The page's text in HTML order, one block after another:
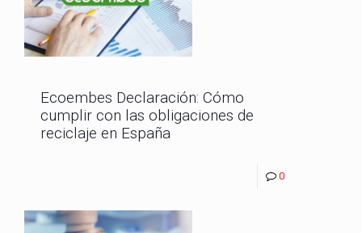
Ecoembes Declaración: Cómo
cumplir con las obligaciones de
reciclaje en España
0